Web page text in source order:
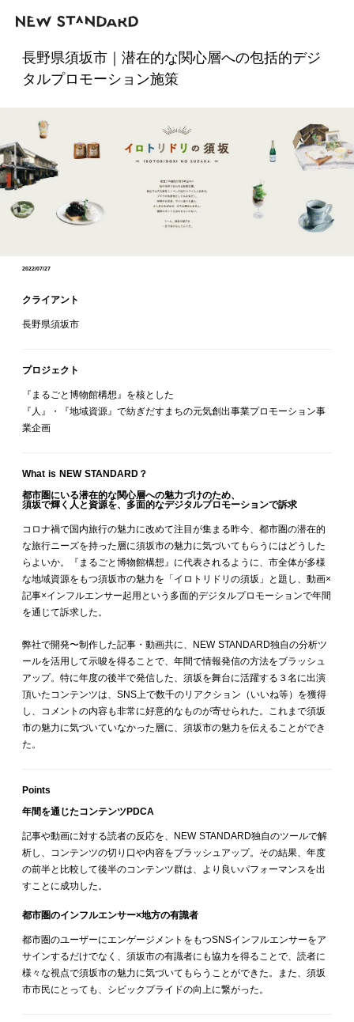
長野県須坂市｜潜在的な関心層への包括的デジ
タルプロモーション施策
2022/07/27
クライアント
長野県須坂市
プロジェクト
『まるごと博物館構想』を核とした
『人』・『地域資源』で紡ぎだすまちの元気創出事業プロモーション事
業企画
What is NEW STANDARD？
都市圏にいる潜在的な関心層への魅力づけのため、
須坂で輝く人と資源を、多面的なデジタルプロモーションで訴求
コロナ禍で国内旅行の魅力に改めて注目が集まる昨今、都市圏の潜在的
な旅行ニーズを持った層に須坂市の魅力に気づいてもらうにはどうした
らよいか。『まるごと博物館構想』に代表されるように、市全体が多様
な地域資源をもつ須坂市の魅力を「イロトリドリの須坂」と題し、動画×
記事×インフルエンサー起用という多面的デジタルプロモーションで年間
を通じて訴求した。
弊社で開発〜制作した記事・動画共に、NEW STANDARD独自の分析ツ
ールを活用して示唆を得ることで、年間で情報発信の方法をブラッシュ
アップ。特に年度の後半で発信した、須坂を舞台に活躍する３名に出演
頂いたコンテンツは、SNS上で数千のリアクション（いいね等）を獲得
し、コメントの内容も非常に好意的なものが寄せられた。これまで須坂
市の魅力に気づいていなかった層に、須坂市の魅力を伝えることができ
た。
Points
年間を通じたコンテンツPDCA
記事や動画に対する読者の反応を、NEW STANDARD独自のツールで解
析し、コンテンツの切り口や内容をブラッシュアップ。その結果、年度
の前半と比較して後半のコンテンツ群は、より良いパフォーマンスを出
すことに成功した。
都市圏のインフルエンサー×地方の有識者
都市圏のユーザーにエンゲージメントをもつSNSインフルエンサーをア
サインするだけでなく、須坂市の有識者にも協力を得ることで、読者に
様々な視点で須坂市の魅力に気づいてもらうことができた。また、須坂
市市民にとっても、シビックプライドの向上に繋がった。